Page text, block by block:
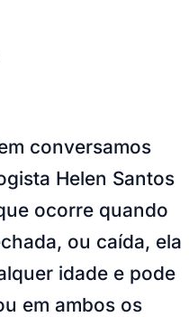
conversamos
Helen Santos
ocorre quando
ou caída, ela
idade e pode
em ambos os